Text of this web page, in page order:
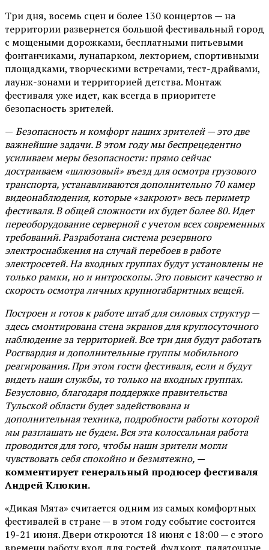
Три дня, восемь сцен и более 130 концертов — на
территории развернется большой фестивальный город
с мощеными дорожками, бесплатными питьевыми
фонтанчиками, лунапарком, лекторием, спортивными
площадками, творческими встречами, тест-драйвами,
лаунж-зонами и территорией детства. Монтаж
фестиваля уже идет, как всегда в приоритете
безопасность зрителей.
— Безопасность и комфорт наших зрителей — это две
важнейшие задачи. В этом году мы беспрецедентно
усиливаем меры безопасности: прямо сейчас
достраиваем «шлюзовый» въезд для осмотра грузового
транспорта, устанавливаются дополнительно 70 камер
видеонаблюдения, которые «закроют» весь периметр
фестиваля. В общей сложности их будет более 80. Идет
переоборудование серверной с учетом всех современных
требований. Разработана система резервного
электроснабжения на случай перебоев в работе
электросетей. На входных группах будут установлены не
только рамки, но и интроскопы. Это повысит качество и
скорость осмотра личных крупногабаритных вещей.
Построен и готов к работе штаб для силовых структур —
здесь смонтирована стена экранов для круглосуточного
наблюдение за территорией. Все три дня будут работать
Росгвардия и дополнительные группы мобильного
реагирования. При этом гости фестиваля, если и будут
видеть наши службы, то только на входных группах.
Безусловно, благодаря поддержке правительства
Тульской области будет задействована и
дополнительная техника, подробности работы которой
мы разглашать не будем. Вся эта колоссальная работа
проводится для того, чтобы наши зрители могли
чувствовать себя спокойно и безмятежно, —
комментирует генеральный продюсер фестиваля
Андрей Клюкин.
«Дикая Мята» считается одним из самых комфортных
фестивалей в стране — в этом году событие состоится
19-21 июня. Двери откроются 18 июня с 18:00 — с этого